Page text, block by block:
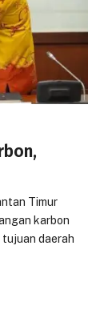
Timur
karbon
daerah